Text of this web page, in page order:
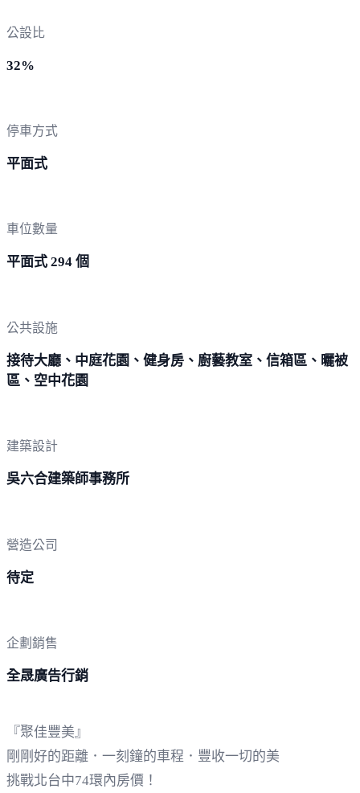
公設比
32%
停車方式
平面式
車位數量
平面式 294 個
公共設施
接待大廳、中庭花園、健身房、廚藝教室、信箱區、曬被
區、空中花園
建築設計
吳六合建築師事務所
營造公司
待定
企劃銷售
全晟廣告行銷
『聚佳豐美』
剛剛好的距離．一刻鐘的車程．豐收一切的美
挑戰北台中74環內房價！